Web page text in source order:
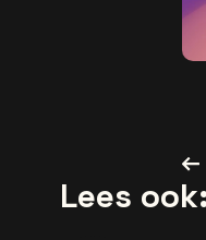
Lees ook: